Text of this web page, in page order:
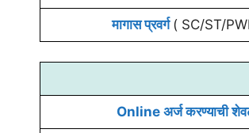
मागास प्रवर्ग ( SC/ST/
Online अर्ज करण्याची